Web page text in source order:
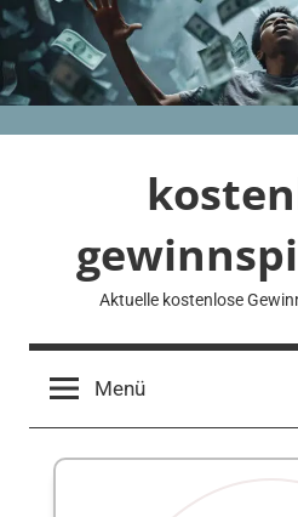
Zum
Inhalt
springen
Aktuelle kostenlose
Menü